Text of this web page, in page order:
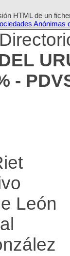
HTML de un
Anónimas
-
León